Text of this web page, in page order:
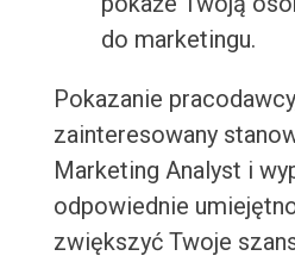
do marketingu.
Pokazanie
zainteresowany
Marketing Analyst i
odpowiednie
zwiększyć Twoje